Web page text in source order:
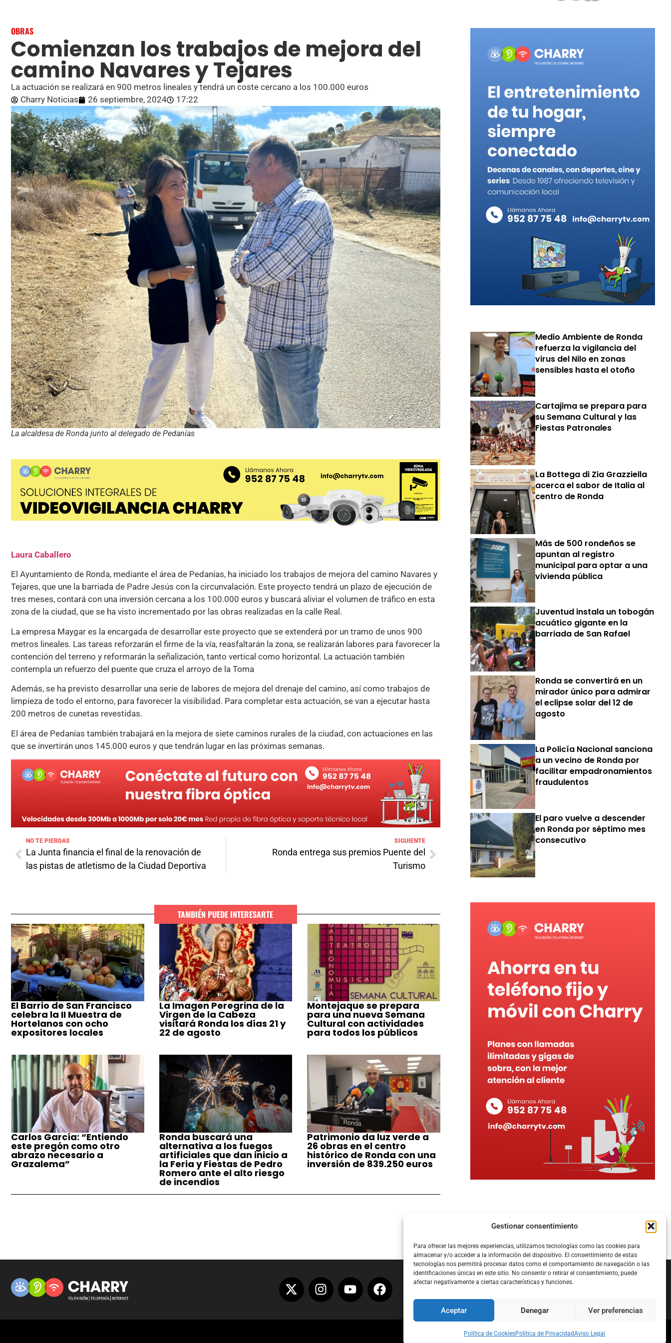
Gestionar consentimiento
Para ofrecer las mejores experiencias, utilizamos tecnologías como las cookies para
almacenar y/o acceder a la información del dispositivo. El consentimiento de estas
tecnologías nos permitirá procesar datos como el comportamiento de navegación o las
identificaciones únicas en este sitio. No consentir o retirar el consentimiento, puede
afectar negativamente a ciertas características y funciones.
Aceptar Denegar Ver preferencias
Política de CookiesPolítica de PrivacidadAviso Legal
OBRAS
Comienzan los trabajos de mejora del
camino Navares y Tejares
La actuación se realizará en 900 metros lineales y tendrá un coste cercano a los 100.000 euros
Charry Noticias
26 septiembre, 2024 17:22
La alcaldesa de Ronda junto al delegado de Pedanías
Laura Caballero
El Ayuntamiento de Ronda, mediante el área de Pedanías, ha iniciado los trabajos de mejora del camino Navares y
Tejares, que une la barriada de Padre Jesús con la circunvalación. Este proyecto tendrá un plazo de ejecución de
tres meses, contará con una inversión cercana a los 100.000 euros y buscará aliviar el volumen de tráfico en esta
zona de la ciudad, que se ha visto incrementado por las obras realizadas en la calle Real.
La empresa Maygar es la encargada de desarrollar este proyecto que se extenderá por un tramo de unos 900
metros lineales. Las tareas reforzarán el firme de la vía, reasfaltarán la zona, se realizarán labores para favorecer la
contención del terreno y reformarán la señalización, tanto vertical como horizontal. La actuación también
contempla un refuerzo del puente que cruza el arroyo de la Toma
Además, se ha previsto desarrollar una serie de labores de mejora del drenaje del camino, así como trabajos de
limpieza de todo el entorno, para favorecer la visibilidad. Para completar esta actuación, se van a ejecutar hasta
200 metros de cunetas revestidas.
El área de Pedanías también trabajará en la mejora de siete caminos rurales de la ciudad, con actuaciones en las
que se invertirán unos 145.000 euros y que tendrán lugar en las próximas semanas.
NO TE PIERDAS
La Junta financia el final de la renovación de
las pistas de atletismo de la Ciudad Deportiva
SIGUIENTE
Ronda entrega sus premios Puente del
Turismo
TAMBIÉN PUEDE INTERESARTE
El Barrio de San Francisco
celebra la II Muestra de
Hortelanos con ocho
expositores locales
La Imagen Peregrina de la
Virgen de la Cabeza
visitará Ronda los días 21 y
22 de agosto
Montejaque se prepara
para una nueva Semana
Cultural con actividades
para todos los públicos
Carlos García: “Entiendo
este pregón como otro
abrazo necesario a
Grazalema”
Ronda buscará una
alternativa a los fuegos
artificiales que dan inicio a
la Feria y Fiestas de Pedro
Romero ante el alto riesgo
de incendios
Patrimonio da luz verde a
26 obras en el centro
histórico de Ronda con una
inversión de 839.250 euros
Medio Ambiente de Ronda
refuerza la vigilancia del
virus del Nilo en zonas
sensibles hasta el otoño
Cartajima se prepara para
su Semana Cultural y las
Fiestas Patronales
La Bottega di Zia Grazziella
acerca el sabor de Italia al
centro de Ronda
Más de 500 rondeños se
apuntan al registro
municipal para optar a una
vivienda pública
Juventud instala un tobogán
acuático gigante en la
barriada de San Rafael
Ronda se convertirá en un
mirador único para admirar
el eclipse solar del 12 de
agosto
La Policía Nacional sanciona
a un vecino de Ronda por
facilitar empadronamientos
fraudulentos
El paro vuelve a descender
en Ronda por séptimo mes
consecutivo
Política de CookiesPolítica de PrivacidadAcerca de Nosotros